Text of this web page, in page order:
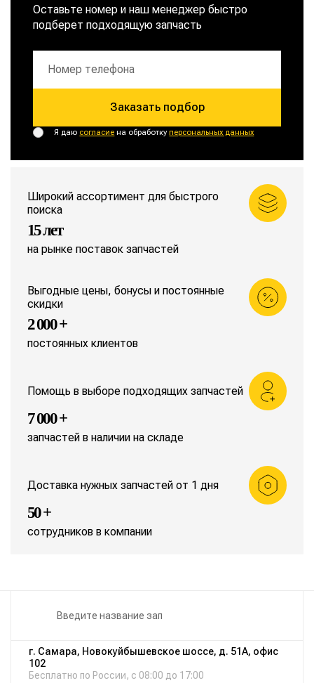
Оставьте номер и наш менеджер быстро
подберет подходящую запчасть
Заказать подбор
Я даю согласие на обработкуперсональных данных
Широкий ассортимент для быстрого
поиска
15 лет
на рынке поставок запчастей
Выгодные цены, бонусы и постоянные
скидки
2 000 +
постоянных клиентов
Помощь в выборе подходящих запчастей
7 000 +
запчастей в наличии на складе
Доставка нужных запчастей от 1 дня
50 +
сотрудников в компании
г. Самара, Новокуйбышевское шоссе, д. 51А, офис
102
Бесплатно по России, с 08:00 до 17:00